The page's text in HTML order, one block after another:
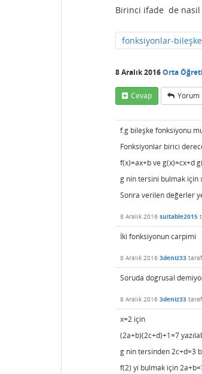
Birinci ifade de
fonksiyonlar-bileşke
8 Aralık 2016Orta
Cevap Yorum
f.g bileşke fonksiyonu
Fonksiyonlar birici
f(x)=ax+b ve g(x)=cx+d
g nin tersini bulmak için
Sonra verilen değerler
8 Aralık 2016 suitable2015
İki fonksiyonun carpimi
8 Aralık 2016 3deniz33
Soruda dogrusal
8 Aralık 2016 3deniz33
x=2 için
(2a+b)(2c+d)+1=7
g nin tersinden 2c+d=3
f(2) yi bulmak için